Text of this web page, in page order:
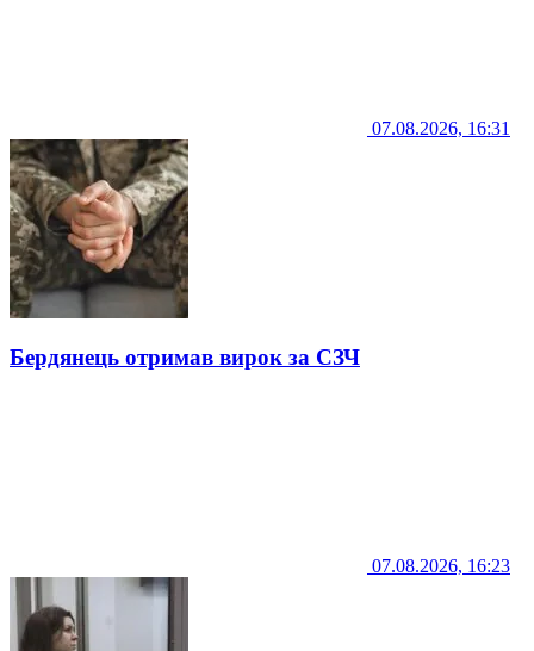
07.08.2026, 16:31
Бердянець отримав вирок за СЗЧ
07.08.2026, 16:23